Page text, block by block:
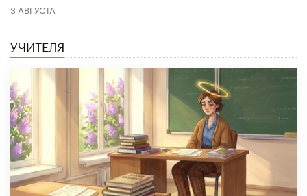
3 АВГУСТА
УЧИТЕЛЯ